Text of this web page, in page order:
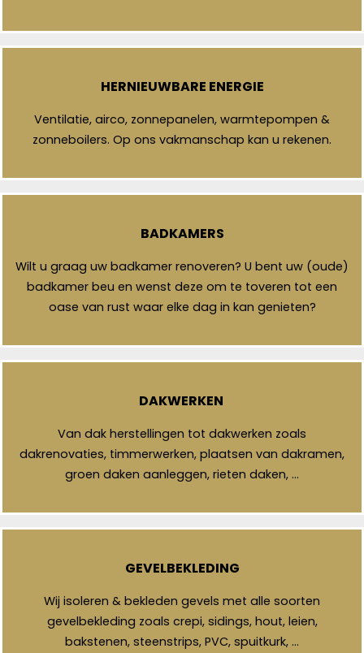
HERNIEUWBARE ENERGIE
Ventilatie, airco, zonnepanelen, warmtepompen &
zonneboilers. Op ons vakmanschap kan u rekenen.
BADKAMERS
Wilt u graag uw badkamer renoveren? U bent uw (oude)
badkamer beu en wenst deze om te toveren tot een
oase van rust waar elke dag in kan genieten?
DAKWERKEN
Van dak herstellingen tot dakwerken zoals
dakrenovaties, timmerwerken, plaatsen van dakramen,
groen daken aanleggen, rieten daken, …
GEVELBEKLEDING
Wij isoleren & bekleden gevels met alle soorten
gevelbekleding zoals crepi, sidings, hout, leien,
bakstenen, steenstrips, PVC, spuitkurk, …